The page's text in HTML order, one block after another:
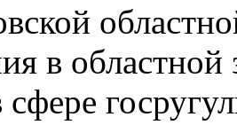
в
сфере